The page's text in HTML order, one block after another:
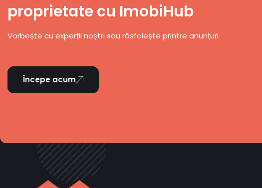
proprietate cu ImobiHub
Vorbește cu experții noștri sau răsfoiește printre anunțuri
Începe acum